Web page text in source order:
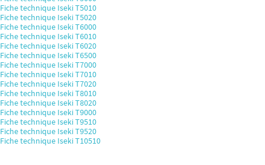
Fiche technique Iseki T5010
Fiche technique Iseki T5020
Fiche technique Iseki T6000
Fiche technique Iseki T6010
Fiche technique Iseki T6020
Fiche technique Iseki T6500
Fiche technique Iseki T7000
Fiche technique Iseki T7010
Fiche technique Iseki T7020
Fiche technique Iseki T8010
Fiche technique Iseki T8020
Fiche technique Iseki T9000
Fiche technique Iseki T9510
Fiche technique Iseki T9520
Fiche technique Iseki T10510